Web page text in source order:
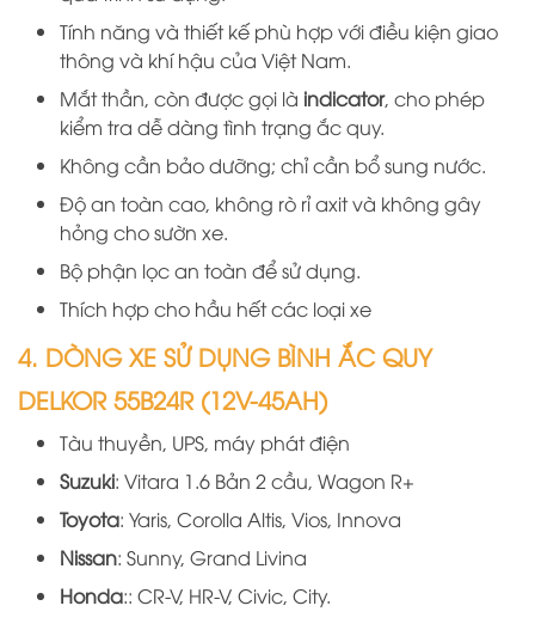
Tính năng và thiết kế phù hợp với điều kiện giao
thông và khí hậu của Việt Nam.
Mắt thần, còn được gọi là indicator, cho phép
kiểm tra dễ dàng tình trạng ắc quy.
Không cần bảo dưỡng; chỉ cần bổ sung nước.
Độ an toàn cao, không rò rỉ axit và không gây
hỏng cho sườn xe.
Bộ phận lọc an toàn để sử dụng.
Thích hợp cho hầu hết các loại xe
4. DÒNG XE SỬ DỤNG BÌNH ẮC QUY
DELKOR55B24R (12V-45AH)
Tàu thuyền, UPS, máy phát điện
Suzuki: Vitara 1.6 Bản 2 cầu, Wagon R+
Toyota: Yaris, Corolla Altis, Vios, Innova
Nissan: Sunny, Grand Livina
Honda:: CR-V, HR-V, Civic, City.